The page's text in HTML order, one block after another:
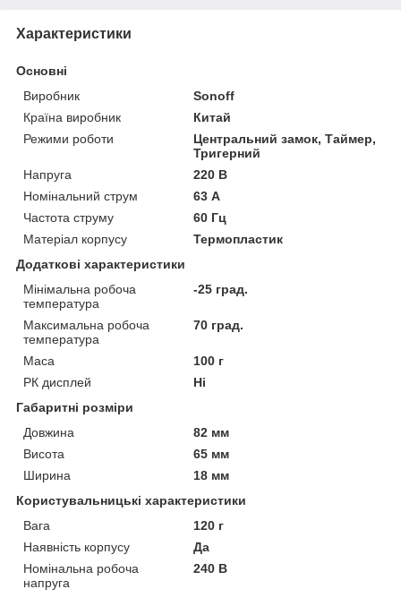
Характеристики
Основні
Виробник
Sonoff
Країна виробник
Китай
Режими роботи
Центральний замок, Таймер,
Тригерний
Напруга
220 В
Номінальний струм
63 А
Частота струму
60 Гц
Матеріал корпусу
Термопластик
Додаткові характеристики
Мінімальна робоча
температура
-25 град.
Максимальна робоча
температура
70 град.
Маса
100 г
РК дисплей
Ні
Габаритні розміри
Довжина
82 мм
Висота
65 мм
Ширина
18 мм
Користувальницькі характеристики
Вага
120 г
Наявність корпусу
Да
Номінальна робоча
напруга
240 В